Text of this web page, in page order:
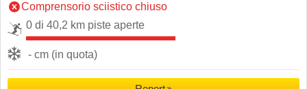
Comprensorio sciistico chiuso
0 di 40,2 km piste aperte
- cm (in quota)